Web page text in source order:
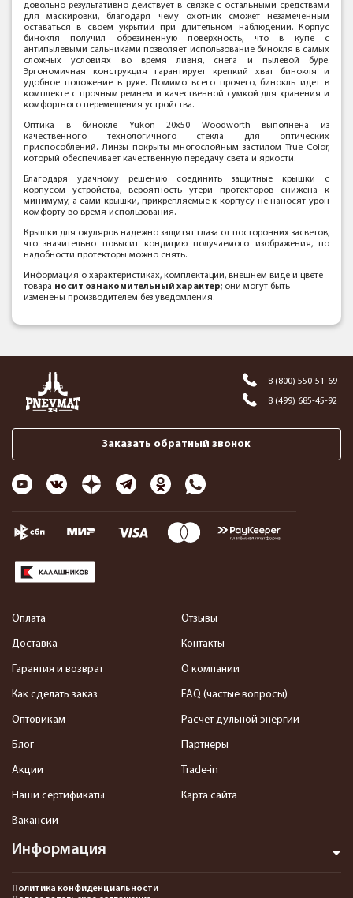
довольно результативно действует в связке с остальными средствами
для маскировки, благодаря чему охотник сможет незамеченным
оставаться в своем укрытии при длительном наблюдении. Корпус
бинокля получил обрезиненную поверхность, что в купе с
антипылевыми сальниками позволяет использование бинокля в самых
сложных условиях во время ливня, снега и пылевой буре.
Эргономичная конструкция гарантирует крепкий хват бинокля и
удобное положение в руке. Помимо всего прочего, бинокль идет в
комплекте с прочным ремнем и качественной сумкой для хранения и
комфортного перемещения устройства.
Оптика в бинокле Yukon 20x50 Woodworth выполнена из
качественного технологичного стекла для оптических
приспособлений. Линзы покрыты многослойным застилом True Color,
который обеспечивает качественную передачу света и яркости.
Благодаря удачному решению соединить защитные крышки с
корпусом устройства, вероятность утери протекторов снижена к
минимуму, а сами крышки, прикрепляемые к корпусу не наносят урон
комфорту во время использования.
Крышки для окуляров надежно защитят глаза от посторонних засветов,
что значительно повысит кондицию получаемого изображения, по
надобности протекторы можно снять.
Информация о характеристиках, комплектации, внешнем виде и цвете
товара носит ознакомительный характер; они могут быть
изменены производителем без уведомления.
8 (800) 550-51-69
8 (499) 685-45-92
Заказать обратный звонок
Информация
Оплата
Доставка
Гарантия и возврат
Как сделать заказ
Оптовикам
Блог
Акции
Наши сертификаты
Вакансии
Отзывы
Контакты
О компании
FAQ (частые вопросы)
Расчет дульной энергии
Партнеры
Trade-in
Карта сайта
Политика конфиденциальности